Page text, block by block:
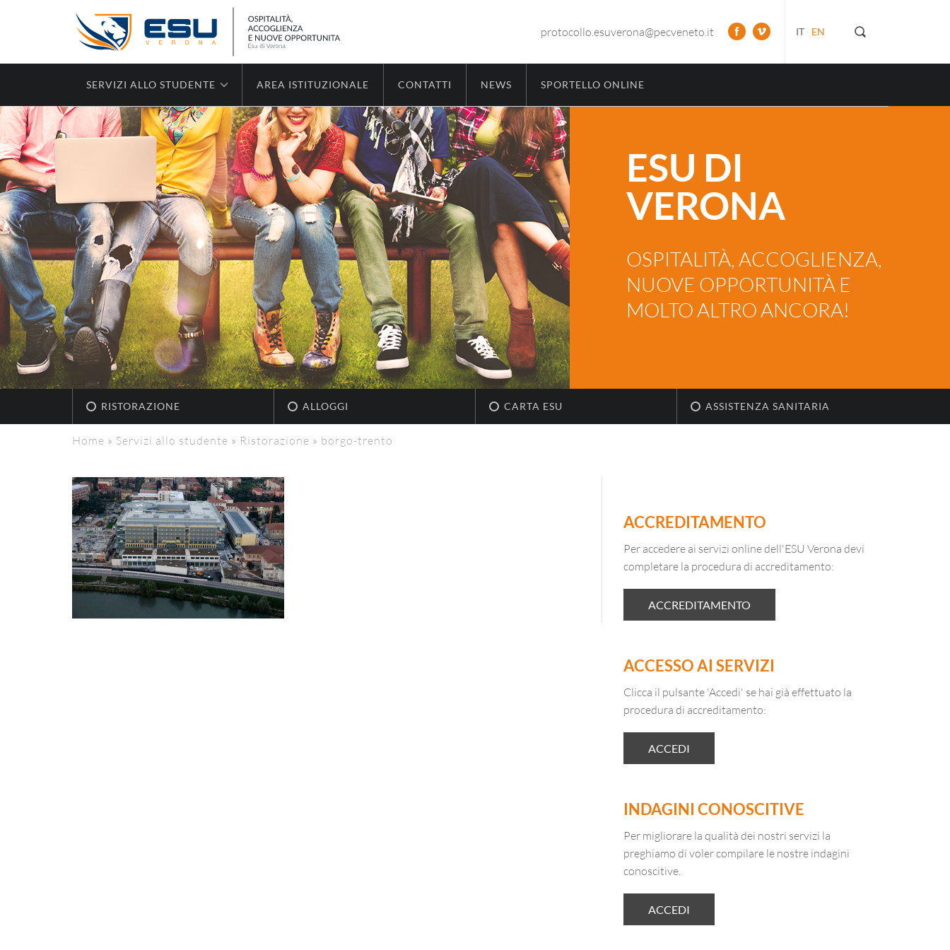
IT EN
protocollo.esuverona@pecveneto.it
SERVIZI ALLO STUDENTE AREA ISTITUZIONALE CONTATTI NEWS SPORTELLO ONLINE
ESU DI
VERONA
OSPITALITÀ, ACCOGLIENZA,
NUOVE OPPORTUNITÀ E
MOLTO ALTRO ANCORA!
RISTORAZIONE ALLOGGI CARTA ESU ASSISTENZA SANITARIA
Home » Servizi allo studente » Ristorazione » borgo-trento
ACCREDITAMENTO
Per accedere ai servizi online dell'ESU Verona devi
completare la procedura di accreditamento:
ACCREDITAMENTO
ACCESSO AI SERVIZI
Clicca il pulsante 'Accedi' se hai già effettuato la
procedura di accreditamento:
ACCEDI
INDAGINI CONOSCITIVE
Per migliorare la qualità dei nostri servizi la
preghiamo di voler compilare le nostre indagini
conoscitive.
ACCEDI